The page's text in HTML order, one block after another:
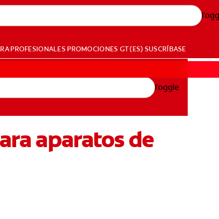
PROFESIONALES PROMOCIONES GT (ES) SUSCRÍBASE
Toggle
aparatos de